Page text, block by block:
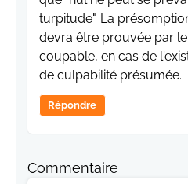
turpitude". La
devra être prouvée par
coupable, en cas de
de culpabilité présumée.
Répondre
Commentaire